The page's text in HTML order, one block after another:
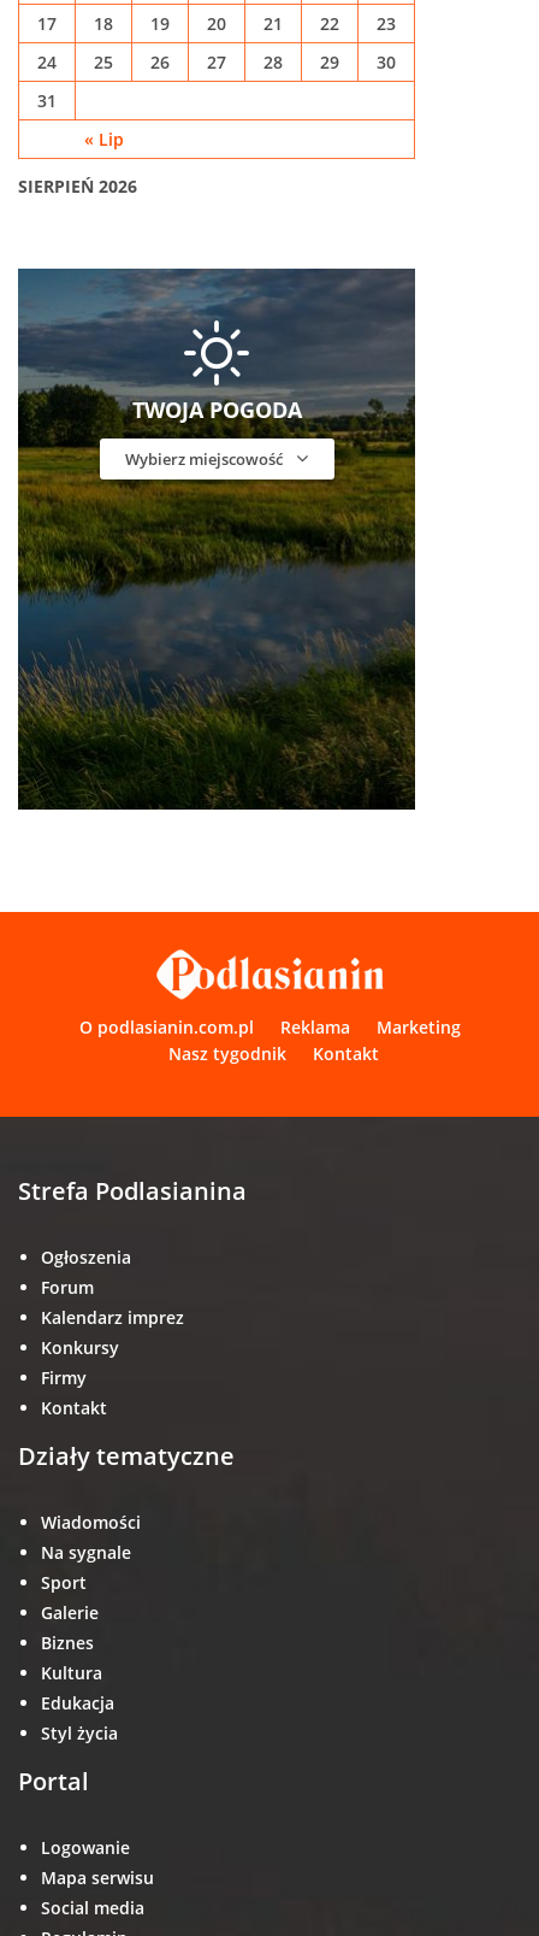
SIERPIEŃ 2026
« Lip
17
18 19 20 21 22
23
24
25 26 27 28 29
30
31
TWOJA POGODA
Wybierz miejscowość
O podlasianin.com.pl Reklama
Marketing
Nasz tygodnik
Kontakt
Strefa Podlasianina
Ogłoszenia
Forum
Kalendarz imprez
Konkursy
Firmy
Kontakt
Działy tematyczne
Wiadomości
Na sygnale
Sport
Galerie
Biznes
Kultura
Edukacja
Styl życia
Portal
Logowanie
Mapa serwisu
Social media